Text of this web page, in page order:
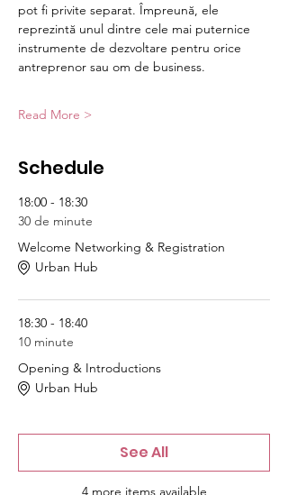
pot fi privite separat. Împreună, ele
reprezintă unul dintre cele mai puternice
instrumente de dezvoltare pentru orice
antreprenor sau om de business.
Read More >
Schedule
18:00 - 18:30
30 de minute
Welcome Networking & Registration
Urban Hub
18:30 - 18:40
10 minute
Opening & Introductions
Urban Hub
4 more items available
See All